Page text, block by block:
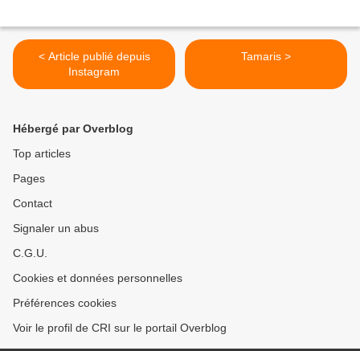
< Article publié depuis
Instagram
Tamaris >
Hébergé par Overblog
Top articles
Pages
Contact
Signaler un abus
C.G.U.
Cookies et données personnelles
Préférences cookies
Voir le profil de CRI sur le portail Overblog